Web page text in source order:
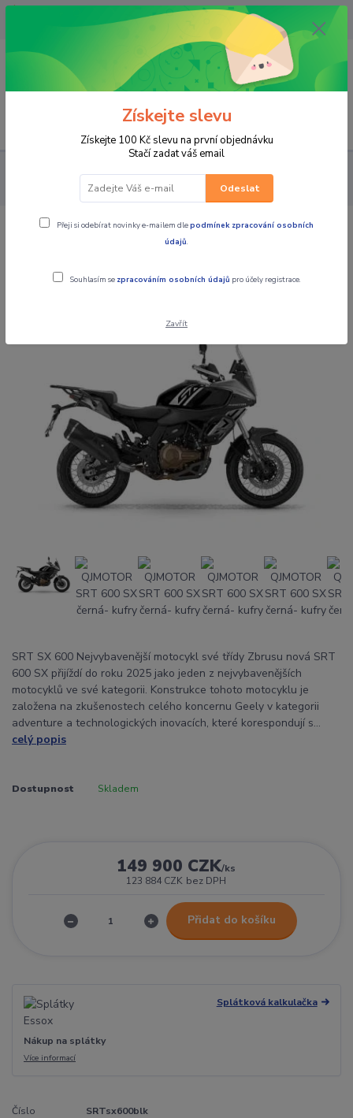
OPAVA 733537099/HLUČÍN
734541648/OLOMOUC 734593593
0,00 CZK
MOTOCYKLY QJMOTOR ADVENTURE
QJMOTOR SRT 600
SX černá- kufry zdarma
QJMOTOR SRT 600 SX černá- kufry
SRT SX 600 Nejvybavenější motocykl své třídy Zbrusu nová SRT
600 SX přijíždí do roku 2025 jako jeden z nejvybavenějších
motocyklů ve své kategorii. Konstrukce tohoto motocyklu je
založena na zkušenostech celého koncernu Geely v kategorii
adventure a technologických inovacích, které korespondují s...
celý popis
Dostupnost Skladem
149 900 CZK/ks
123 884 CZK bez DPH
Přidat do košíku
Splátková kalkulačka
Nákup na splátky
Více informací
Číslo
SRTsx600blk
Získejte slevu
Získejte 100 Kč slevu na první objednávku
Stačí zadat váš email
Odeslat
Přeji si odebírat novinky e-mailem dlepodmínek zpracování osobních
údajů.
Souhlasím se zpracováním osobních údajů pro účely registrace.
Zavřít